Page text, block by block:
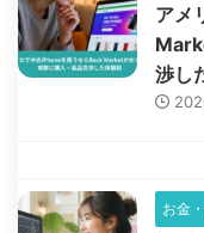
アメ
渉し
お金